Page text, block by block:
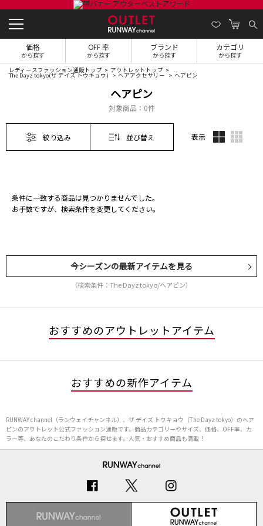
価格
から探す
OFF 率
から探す
ブランド
から探す
カテゴリ
から探す
レディースファッション通販トップ アウトレットトップ
The Dayz tokyo(ザ デイズ トウキョウ) ヘアアクセサリー ヘアピン
ヘアピン
対象商品： 0件
絞り込み 並び替え 表示
条件に一致する商品は見つかりませんでした。
お手数ですが、検索条件を変更してください。
今シーズンの最新アイテムを見る
（検索条件：The Dayz tokyo/ヘアピン）
おすすめのアウトレットアイテム
おすすめの新作アイテム
RUNWAY channel（ランウェイチャンネル）、ザ デイズ トウキョウ（The Dayz tokyo）のヘア
ピンのアウトレット公式ファッション通販です。商品カテゴリーやサイズ、価格、OFF率、カ
ラー等、あなたのこだわり条件から探せます。人気・おすすめ商品も満載！